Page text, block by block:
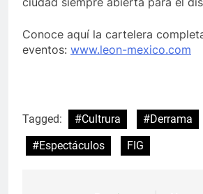
Conoce aquí la cartelera
eventos: www.leon-mexico.com
Tagged: #Cultrura #Derrama
#Espectáculos
FIG